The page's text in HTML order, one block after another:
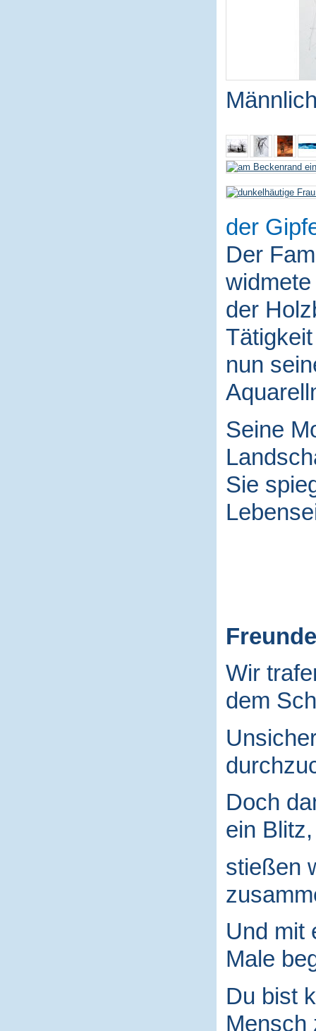
der
Der
der
nun
Seine
Sie
Freunde
Wir
dem
Doch
ein Blitz,
stießen
Und mit
Male
Du bist
Mensch